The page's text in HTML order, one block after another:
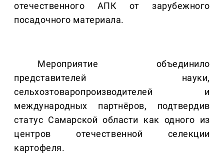
отечественного АПК от зарубежного
посадочного материала.
Мероприятие объединило
представителей науки,
сельхозтоваропроизводителей и
международных партнёров, подтвердив
статус Самарской области как одного из
центров отечественной селекции
картофеля.